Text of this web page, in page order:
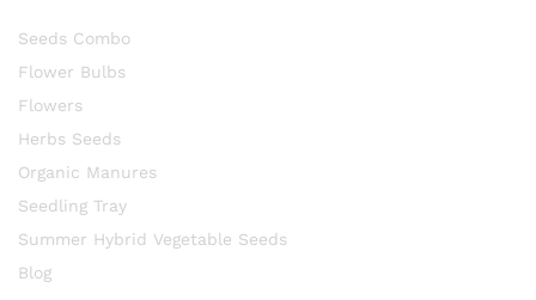
Seeds Combo
Flower Bulbs
Flowers
Herbs Seeds
Organic Manures
Seedling Tray
Summer Hybrid Vegetable Seeds
Blog